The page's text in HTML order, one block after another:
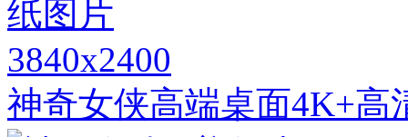
3840x2400
神奇女侠高端桌面4K+高